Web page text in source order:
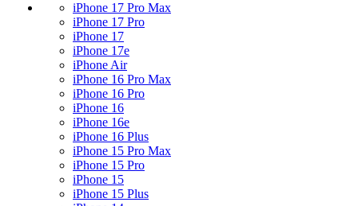
iPhone 17 Pro Max
iPhone 17 Pro
iPhone 17
iPhone 17e
iPhone Air
iPhone 16 Pro Max
iPhone 16 Pro
iPhone 16
iPhone 16e
iPhone 16 Plus
iPhone 15 Pro Max
iPhone 15 Pro
iPhone 15
iPhone 15 Plus